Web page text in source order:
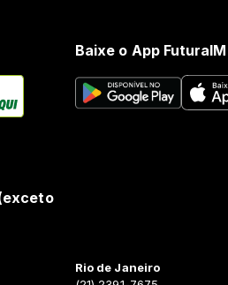
Baixe o App FuturaIM
Rio de Janeiro